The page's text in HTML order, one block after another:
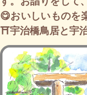
😋おいしいものを
⛩宇治橋鳥居と宇